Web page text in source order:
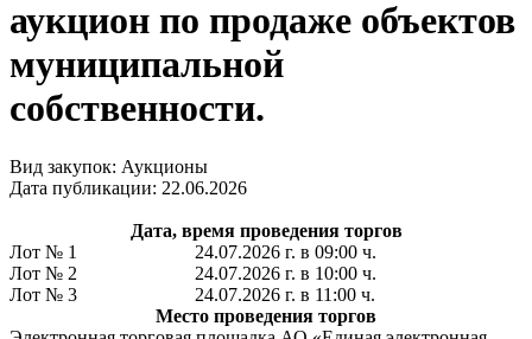
аукцион по продаже объектов
муниципальной
собственности.
Вид закупок: Аукционы
Дата публикации: 22.06.2026
Дата, время проведения торгов
Лот № 1
24.07.2026 г. в 09:00 ч.
Лот № 2
24.07.2026 г. в 10:00 ч.
Лот № 3
24.07.2026 г. в 11:00 ч.
Место проведения торгов